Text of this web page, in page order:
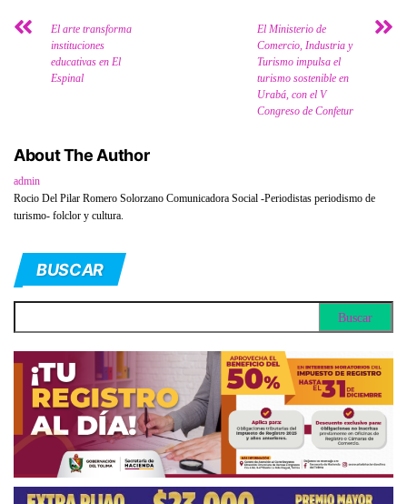
El arte transforma
instituciones
educativas en El
Espinal
El Ministerio de
Comercio, Industria y
Turismo impulsa el
turismo sostenible en
Urabá, con el V
Congreso de Confetur
About The Author
admin
Rocio Del Pilar Romero Solorzano Comunicadora Social -Periodistas periodismo de
turismo- folclor y cultura.
BUSCAR